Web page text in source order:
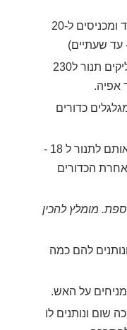
עוטפים את הקערה בניילון נצמד ומכניסים ל20-
3-4 דקות לפני סוף הקירור מדליקים תנור ל230
אפיה.
כדורים
כשהכדורים מוכנים - מכניסים אותם לתנור ל 18 -
אחרת הכדורים
מומלץ להכין
להם כמה
על האש.
שום ונותנים לו